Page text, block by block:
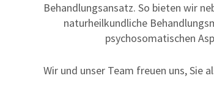
Behandlungsansatz. So bieten wir
naturheilkundliche
psychosomatischen
Wir und unser Team freuen uns, Sie